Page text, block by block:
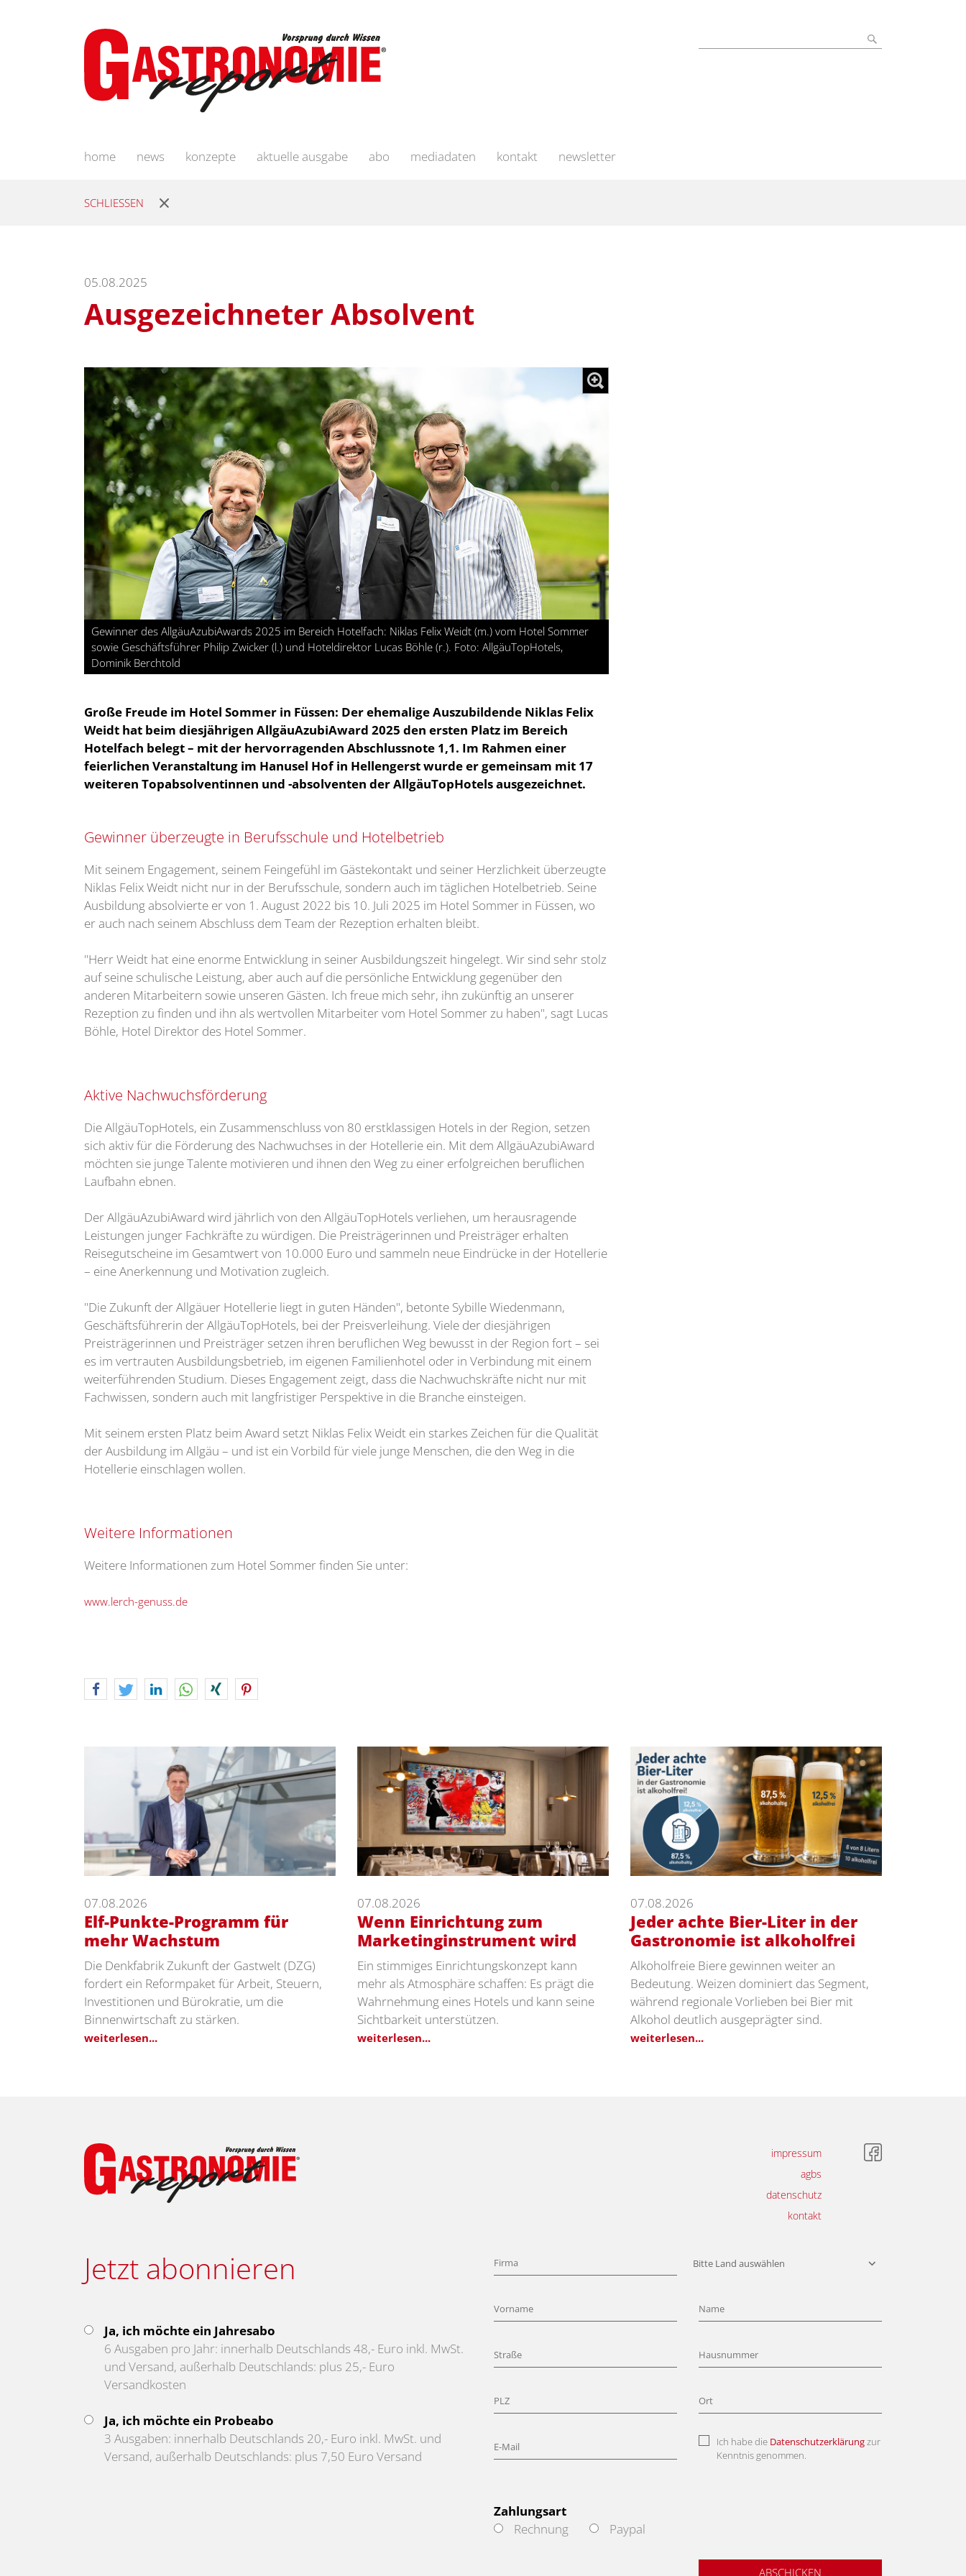
home news konzepte aktuelle ausgabe abo mediadaten kontakt newsletter
SCHLIESSEN
05.08.2025
Ausgezeichneter Absolvent
Gewinner des AllgäuAzubiAwards 2025 im Bereich Hotelfach: Niklas Felix Weidt (m.) vom Hotel Sommer
sowie Geschäftsführer Philip Zwicker (l.) und Hoteldirektor Lucas Böhle (r.). Foto: AllgäuTopHotels,
Dominik Berchtold
Große Freude im Hotel Sommer in Füssen: Der ehemalige Auszubildende Niklas Felix
Weidt hat beim diesjährigen AllgäuAzubiAward 2025 den ersten Platz im Bereich
Hotelfach belegt – mit der hervorragenden Abschlussnote 1,1. Im Rahmen einer
feierlichen Veranstaltung im Hanusel Hof in Hellengerst wurde er gemeinsam mit 17
weiteren Topabsolventinnen und -absolventen der AllgäuTopHotels ausgezeichnet.
Gewinner überzeugte in Berufsschule und Hotelbetrieb
Mit seinem Engagement, seinem Feingefühl im Gästekontakt und seiner Herzlichkeit überzeugte
Niklas Felix Weidt nicht nur in der Berufsschule, sondern auch im täglichen Hotelbetrieb. Seine
Ausbildung absolvierte er von 1. August 2022 bis 10. Juli 2025 im Hotel Sommer in Füssen, wo
er auch nach seinem Abschluss dem Team der Rezeption erhalten bleibt.
"Herr Weidt hat eine enorme Entwicklung in seiner Ausbildungszeit hingelegt. Wir sind sehr stolz
auf seine schulische Leistung, aber auch auf die persönliche Entwicklung gegenüber den
anderen Mitarbeitern sowie unseren Gästen. Ich freue mich sehr, ihn zukünftig an unserer
Rezeption zu finden und ihn als wertvollen Mitarbeiter vom Hotel Sommer zu haben", sagt Lucas
Böhle, Hotel Direktor des Hotel Sommer.
Aktive Nachwuchsförderung
Die AllgäuTopHotels, ein Zusammenschluss von 80 erstklassigen Hotels in der Region, setzen
sich aktiv für die Förderung des Nachwuchses in der Hotellerie ein. Mit dem AllgäuAzubiAward
möchten sie junge Talente motivieren und ihnen den Weg zu einer erfolgreichen beruflichen
Laufbahn ebnen.
Der AllgäuAzubiAward wird jährlich von den AllgäuTopHotels verliehen, um herausragende
Leistungen junger Fachkräfte zu würdigen. Die Preisträgerinnen und Preisträger erhalten
Reisegutscheine im Gesamtwert von 10.000 Euro und sammeln neue Eindrücke in der Hotellerie
– eine Anerkennung und Motivation zugleich.
"Die Zukunft der Allgäuer Hotellerie liegt in guten Händen", betonte Sybille Wiedenmann,
Geschäftsführerin der AllgäuTopHotels, bei der Preisverleihung. Viele der diesjährigen
Preisträgerinnen und Preisträger setzen ihren beruflichen Weg bewusst in der Region fort – sei
es im vertrauten Ausbildungsbetrieb, im eigenen Familienhotel oder in Verbindung mit einem
weiterführenden Studium. Dieses Engagement zeigt, dass die Nachwuchskräfte nicht nur mit
Fachwissen, sondern auch mit langfristiger Perspektive in die Branche einsteigen.
Mit seinem ersten Platz beim Award setzt Niklas Felix Weidt ein starkes Zeichen für die Qualität
der Ausbildung im Allgäu – und ist ein Vorbild für viele junge Menschen, die den Weg in die
Hotellerie einschlagen wollen.
Weitere Informationen
Weitere Informationen zum Hotel Sommer finden Sie unter:
www.lerch-genuss.de
07.08.2026
Elf-Punkte-Programm für
mehr Wachstum
Die Denkfabrik Zukunft der Gastwelt (DZG)
fordert ein Reformpaket für Arbeit, Steuern,
Investitionen und Bürokratie, um die
Binnenwirtschaft zu stärken.
weiterlesen...
07.08.2026
Wenn Einrichtung zum
Marketinginstrument wird
Ein stimmiges Einrichtungskonzept kann
mehr als Atmosphäre schaffen: Es prägt die
Wahrnehmung eines Hotels und kann seine
Sichtbarkeit unterstützen.
weiterlesen...
07.08.2026
Jeder achte Bier-Liter in der
Gastronomie ist alkoholfrei
Alkoholfreie Biere gewinnen weiter an
Bedeutung. Weizen dominiert das Segment,
während regionale Vorlieben bei Bier mit
Alkohol deutlich ausgeprägter sind.
weiterlesen...
impressum
agbs
datenschutz
kontakt
Jetzt abonnieren
Ja, ich möchte ein Jahresabo
6 Ausgaben pro Jahr: innerhalb Deutschlands 48,- Euro inkl. MwSt.
und Versand, außerhalb Deutschlands: plus 25,- Euro
Versandkosten
Ja, ich möchte ein Probeabo
3 Ausgaben: innerhalb Deutschlands 20,- Euro inkl. MwSt. und
Versand, außerhalb Deutschlands: plus 7,50 Euro Versand
Ich habe die Datenschutzerklärung zur
Kenntnis genommen.
Zahlungsart
Rechnung
Paypal
ABSCHICKEN